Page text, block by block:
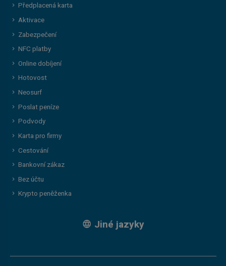
Předplacená karta
Aktivace
Zabezpečení
NFC platby
Online dobíjení
Hotovost
Neosurf
Poslat peníze
Podvody
Karta pro firmy
Cestování
Bankovní zákaz
Bez účtu
Krypto peněženka
Jiné jazyky